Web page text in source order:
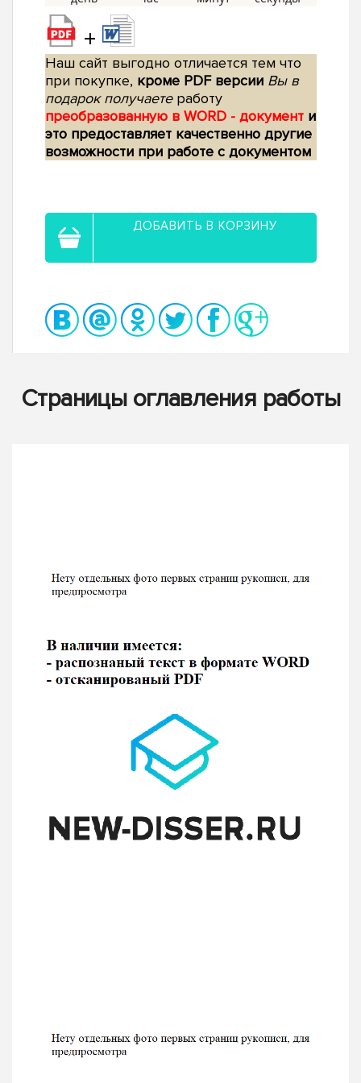
+
Наш сайт выгодно отличается тем что
при покупке, кроме PDF версии Вы в
подарок получаетеработу
преобразованную в WORD - документ и
это предоставляет качественно другие
возможности при работе с документом
ДОБАВИТЬ В КОРЗИНУ
Страницы оглавления работы